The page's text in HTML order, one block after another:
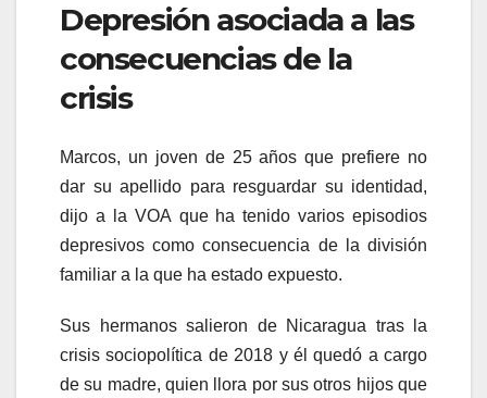
Depresión asociada a las
consecuencias de la
crisis
Marcos, un joven de 25 años que prefiere no
dar su apellido para resguardar su identidad,
dijo a la VOA que ha tenido varios episodios
depresivos como consecuencia de la división
familiar a la que ha estado expuesto.
Sus hermanos salieron de Nicaragua tras la
crisis sociopolítica de 2018 y él quedó a cargo
de su madre, quien llora por sus otros hijos que